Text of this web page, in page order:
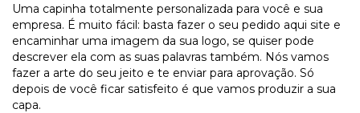
Uma capinha totalmente personalizada para você e sua
empresa. É muito fácil: basta fazer o seu pedido aqui site e
encaminhar uma imagem da sua logo, se quiser pode
descrever ela com as suas palavras também. Nós vamos
fazer a arte do seu jeito e te enviar para aprovação. Só
depois de você ficar satisfeito é que vamos produzir a sua
capa.